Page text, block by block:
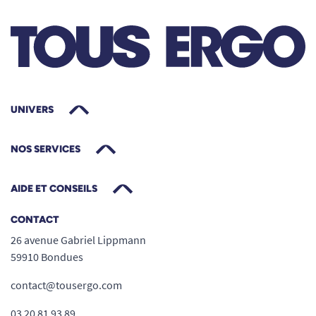
ventouse
L’assiette à rebord ventousée est idéale
pour toute personne cherchant une
sécuriser et simplifier son repas au
qualité.
faciliter la prise des aliments à la cuillère
ou à la fourchette, même lorsque la
manipulation à une seule main s’impose.
Laventouse puissante
efficacement l’assiette sur toute surface
UNIVERS
NOS SERVICES
AIDE ET CONSEILS
CONTACT
26 avenue Gabriel Lippmann
59910 Bondues
contact@tousergo.com
03 20 81 93 89